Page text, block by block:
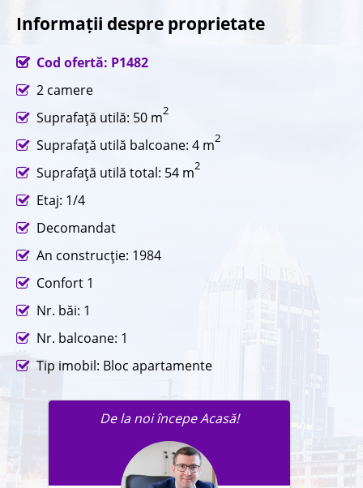
Informații despre proprietate
Cod ofertă: P1482
2 camere
Suprafaţă utilă: 50 m2
Suprafaţă utilă balcoane: 4 m2
Suprafaţă utilă total: 54 m2
Etaj: 1/4
Decomandat
An construcţie: 1984
Confort 1
Nr. băi: 1
Nr. balcoane: 1
Tip imobil: Bloc apartamente
De la noi începe Acasă!
Trimite un mesaj agentului în
legatură cu această proprietate.